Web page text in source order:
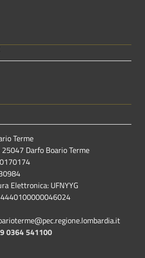
Terme
Darfo Boario Terme
Elettronica: UFNYYG
0364 541100